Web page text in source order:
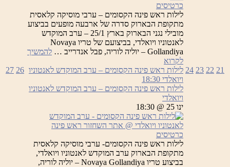
21
22
23
24
כרטיסים
לילות ראש פינה הקסומים – ערבי מוסיקה קלאסית
מתקופת הבארוק סדרה של ארבעה מופעים בביצוע
מובילי נגני הבארוק בארץ 25/1 – ערב המוקדש
לאנטוניו ויואלדי, בביצועם של טריו Novaya
Gollandiya – יוליה לוריה, פבל אנדרייב …
להמשיך
לקרוא
ראש
פינה
הקסומים
לילות ראש פינה הקסומים – ערב המוקדש לאנטוניו
ויואלדי 18:30
לילות ראש פינה הקסומים – ערב המוקדש לאנטוניו
ויואלדי
ינו 25 @ 18:30
כרטיסים
לילות ראש פינה הקסומים- ערבי מוסיקה קלאסית
מתקופת הבארוק ערב המוקדש לאנטוניו ויואלדי,
בביצוע טריו Novaya Gollandiya – יוליה לוריה,
26
27